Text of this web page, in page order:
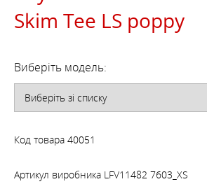
Skim Tee LS poppy
Виберіть модель:
Код товара 40051
Артикул виробника LFV11482 7603_XS